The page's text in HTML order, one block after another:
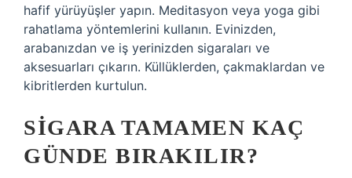
hafif yürüyüşler yapın. Meditasyon veya yoga gibi
rahatlama yöntemlerini kullanın. Evinizden,
arabanızdan ve iş yerinizden sigaraları ve
aksesuarları çıkarın. Küllüklerden, çakmaklardan ve
kibritlerden kurtulun.
SIGARA TAMAMEN KAÇ
GÜNDE BIRAKILIR?